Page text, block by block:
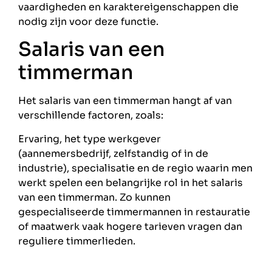
vaardigheden en karaktereigenschappen die
nodig zijn voor deze functie.
Salaris van een
timmerman
Het salaris van een timmerman hangt af van
verschillende factoren, zoals:
Ervaring, het type werkgever
(aannemersbedrijf, zelfstandig of in de
industrie), specialisatie en de regio waarin men
werkt spelen een belangrijke rol in het salaris
van een timmerman. Zo kunnen
gespecialiseerde timmermannen in restauratie
of maatwerk vaak hogere tarieven vragen dan
reguliere timmerlieden.